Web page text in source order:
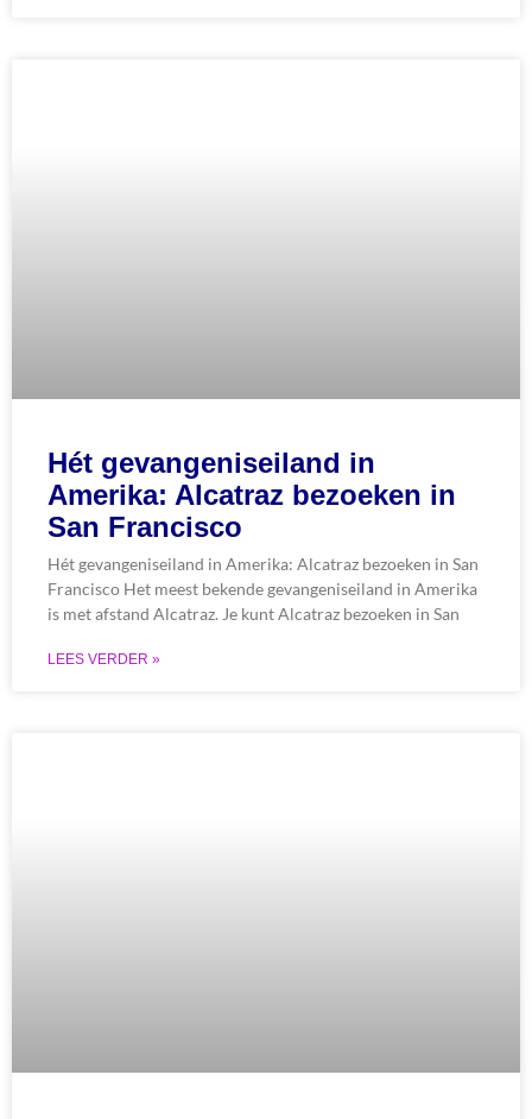
Hét gevangeniseiland in
Amerika: Alcatraz bezoeken in
San Francisco
Hét gevangeniseiland in Amerika: Alcatraz bezoeken in San
Francisco Het meest bekende gevangeniseiland in Amerika
is met afstand Alcatraz. Je kunt Alcatraz bezoeken in San
LEES VERDER »